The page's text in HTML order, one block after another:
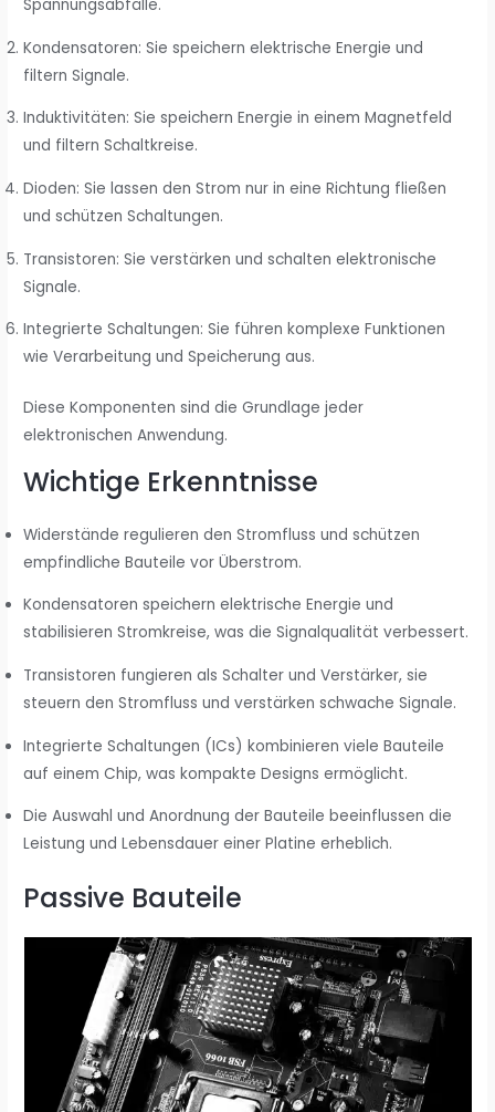
Spannungsabfälle.
Kondensatoren: Sie speichern elektrische Energie und
filtern Signale.
Induktivitäten: Sie speichern Energie in einem Magnetfeld
und filtern Schaltkreise.
Dioden: Sie lassen den Strom nur in eine Richtung fließen
und schützen Schaltungen.
Transistoren: Sie verstärken und schalten elektronische
Signale.
Integrierte Schaltungen: Sie führen komplexe Funktionen
wie Verarbeitung und Speicherung aus.
Diese Komponenten sind die Grundlage jeder
elektronischen Anwendung.
Wichtige Erkenntnisse
Widerstände regulieren den Stromfluss und schützen
empfindliche Bauteile vor Überstrom.
Kondensatoren speichern elektrische Energie und
stabilisieren Stromkreise, was die Signalqualität verbessert.
Transistoren fungieren als Schalter und Verstärker, sie
steuern den Stromfluss und verstärken schwache Signale.
Integrierte Schaltungen (ICs) kombinieren viele Bauteile
auf einem Chip, was kompakte Designs ermöglicht.
Die Auswahl und Anordnung der Bauteile beeinflussen die
Leistung und Lebensdauer einer Platine erheblich.
Passive Bauteile